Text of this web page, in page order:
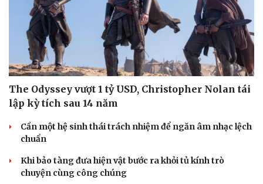
The Odyssey vượt 1 tỷ USD, Christopher Nolan tái
lập kỳ tích sau 14 năm
Cần một hệ sinh thái trách nhiệm để ngăn âm nhạc lệch
chuẩn
Khi bảo tàng đưa hiện vật bước ra khỏi tủ kính trò
chuyện cùng công chúng